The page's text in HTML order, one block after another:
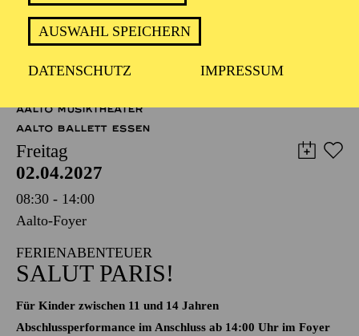
AUSWAHL SPEICHERN
DATENSCHUTZ IMPRESSUM
Zusammengestellt, bearbeitet und ergänzt von Adolf Müller
junior; Libretto von Viktor Léon und Leo Stein
TICKETS
51,00 45,00 35,00 30,00 23,00 11,00€
AALTO MUSIKTHEATER
AALTO BALLETT ESSEN
Freitag
02.04.2027
08:30 - 14:00
Aalto-Foyer
FERIENABENTEUER
SALUT PARIS!